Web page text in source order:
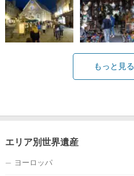
もっと見る
エリア別世界遺産
ヨーロッパ